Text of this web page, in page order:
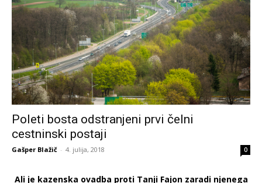
Poleti bosta odstranjeni prvi čelni
cestninski postaji
Gašper Blažič - 4. julija, 2018 0
Ali je kazenska ovadba proti Tanji Fajon zaradi njenega